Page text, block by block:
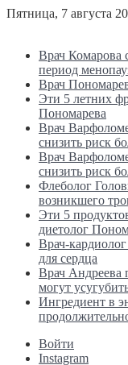
Пятница, 7 августа
Врач Комарова
период
Врач
Эти 5 летних
Пономарева
Врач
снизить риск
Врач
снизить риск
Флеболог
возникшего
Эти 5
диетолог
Врач-
для сердца
Врач Андреева
могут
Ингредиент в
Войти
Instagram